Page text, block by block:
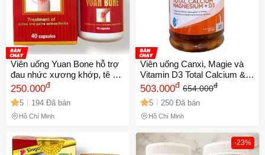
Viên uống Yuan Bone hỗ trợ
đau nhức xương khớp, tê bì
chân tay, thiếu chất nhầy
khớp gối, khô khớp, thoát vị
đĩa đệm - Hỗ Trợ Giảm Đau
Khớp Cho Người Già - Hộp
Mã 1361
250.000đ
5 194 Đã bán
Hồ Chí Minh
Viên uống Canxi, Magie và
Vitamin D3 Total Calcium &
Magnesium + D3 Úc - Hỗ trợ
xương khớp, 200 viên
503.000đ 654.000đ
5 250 Đã bán
Hồ Chí Minh
-23%